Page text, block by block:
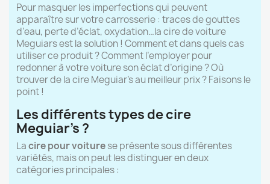
Pour masquer les imperfections qui peuvent
apparaître sur votre carrosserie : traces de gouttes
d’eau, perte d’éclat, oxydation…la cire de voiture
Meguiars est la solution ! Comment et dans quels cas
utiliser ce produit ? Comment l’employer pour
redonner à votre voiture son éclat d’origine ? Où
trouver de la cire Meguiar’s au meilleur prix ? Faisons le
point !
Les différents types de cire
Meguiar’s ?
Lacire pour voiturese présente sous différentes
variétés, mais on peut les distinguer en deux
catégories principales :